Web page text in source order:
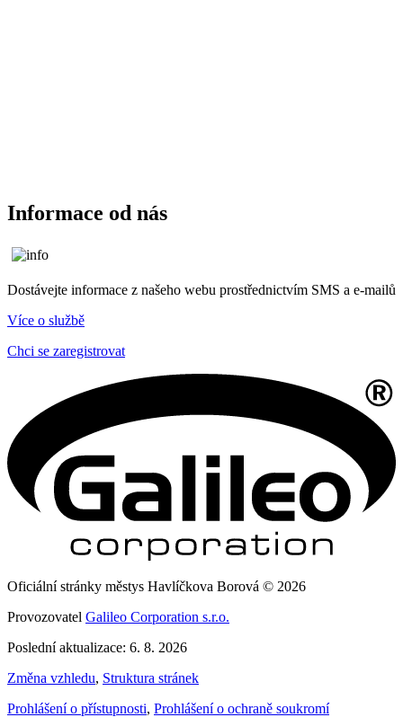
Informace od nás
Dostávejte informace z našeho webu prostřednictvím SMS a e-mailů
Více o službě
Chci se zaregistrovat
Oficiální stránky městys Havlíčkova Borová © 2026
Provozovatel Galileo Corporation s.r.o.
Poslední aktualizace: 6. 8. 2026
Změna vzhledu, Struktura stránek
Prohlášení o přístupnosti, Prohlášení o ochraně soukromí